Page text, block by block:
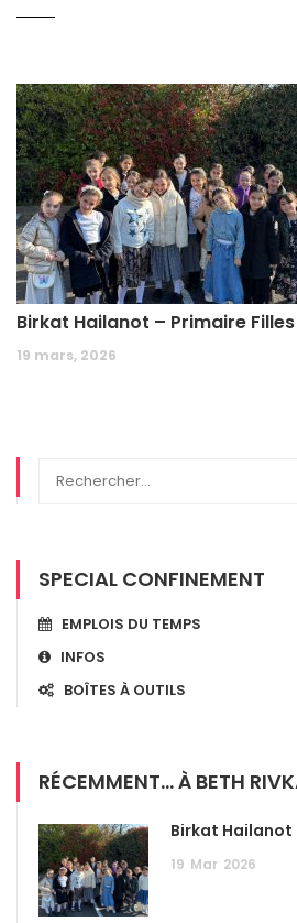
Birkat Hailanot – Primaire Filles
19 mars, 2026
SPECIAL CONFINEMENT
EMPLOIS DU TEMPS
INFOS
BOÎTES À OUTILS
RÉCEMMENT... À BETH
Birkat Hailanot
19 Mar 2026